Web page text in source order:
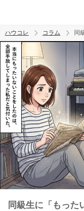
トレンド ワード
男の本音 男ウケ
ハウコレ コラム 同
同級生に「もった